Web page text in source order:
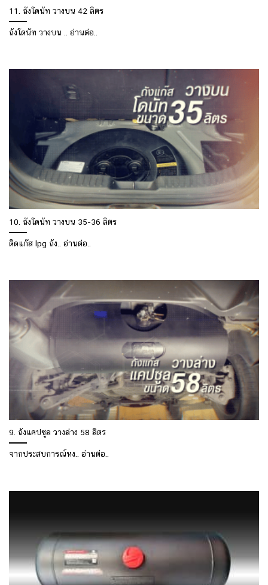
11. ถังโดนัท วางบน 42 ลิตร
ถังโดนัท วางบน .. อ่านต่อ..
10. ถังโดนัท วางบน 35-36 ลิตร
ติดแก๊ส lpg ถัง.. อ่านต่อ..
9. ถังแคปซูล วางล่าง 58 ลิตร
จากประสบการณ์หง.. อ่านต่อ..